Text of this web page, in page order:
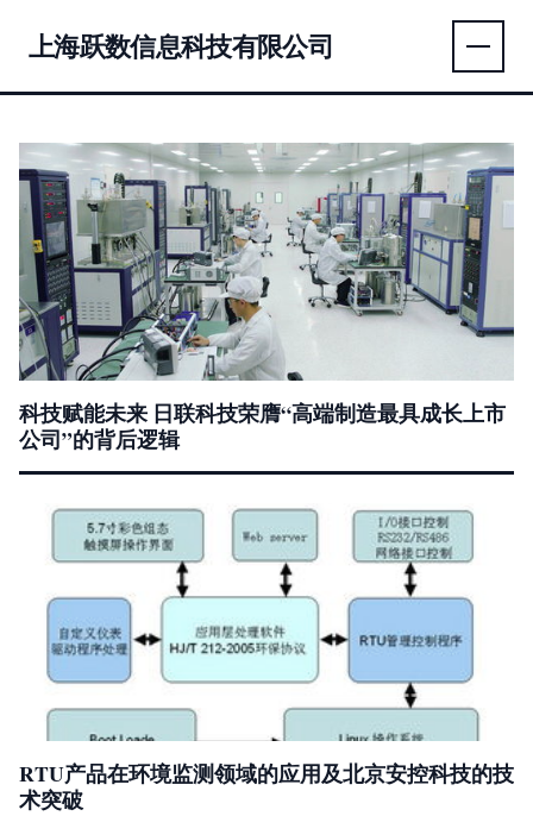
上海跃数信息科技有限公司
科技赋能未来 日联科技荣膺“高端制造最具成长上市
公司”的背后逻辑
RTU产品在环境监测领域的应用及北京安控科技的技
术突破